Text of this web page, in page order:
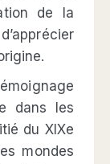
de la
dans les
du XIXe
mondes